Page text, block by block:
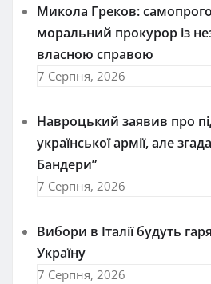
Микола Греков:
моральний прокурор із
власною справою
7 Серпня, 2026
Навроцький заявив про
української армії, але
Бандери”
7 Серпня, 2026
Вибори в Італії будуть
Україну
7 Серпня, 2026